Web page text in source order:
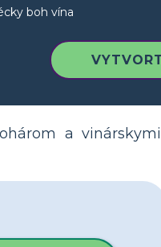
boh vína
a vinárskymi